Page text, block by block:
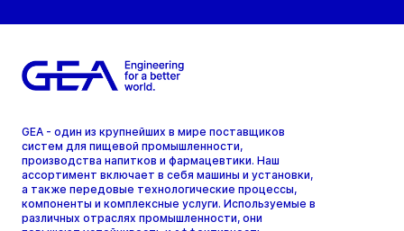
GEA - один из крупнейших в мире поставщиков
систем для пищевой промышленности,
производства напитков и фармацевтики. Наш
ассортимент включает в себя машины и установки,
а также передовые технологические процессы,
компоненты и комплексные услуги. Используемые в
различных отраслях промышленности, они